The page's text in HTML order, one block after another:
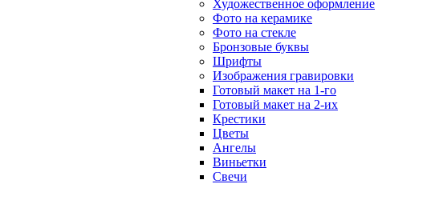
Художественное оформление
Фото на керамике
Фото на стекле
Бронзовые буквы
Шрифты
Изображения гравировки
Готовый макет на 1-го
Готовый макет на 2-их
Крестики
Цветы
Ангелы
Виньетки
Свечи